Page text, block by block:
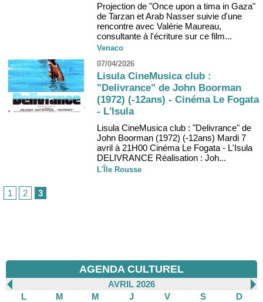
Projection de "Once upon a tima in Gaza"
de Tarzan et Arab Nasser suivie d'une
rencontre avec Valérie Maureau,
consultante à l'écriture sur ce film...
Venaco
07/04/2026
Lisula CineMusica club :
"Delivrance" de John Boorman
(1972) (-12ans) - Cinéma Le Fogata
- L'Isula
Lisula CineMusica club : "Delivrance" de
John Boorman (1972) (-12ans) Mardi 7
avril à 21H00 Cinéma Le Fogata - L'Isula
DELIVRANCE Réalisation : Joh...
L'Île Rousse
1 2 3
AGENDA CULTUREL
AVRIL 2026
L
M M J V S
D